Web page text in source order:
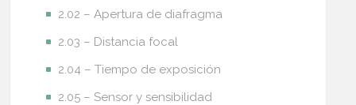
2.02 – Apertura de diafragma
2.03 – Distancia focal
2.04 – Tiempo de exposición
2.05 – Sensor y sensibilidad